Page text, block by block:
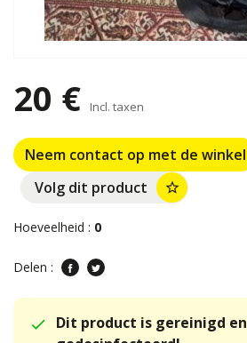
20 € Incl. taxen
Neem contact op met de winkel
Volg dit product
star_border
Hoeveelheid : 0
Delen :
Dit product is gereinigd en